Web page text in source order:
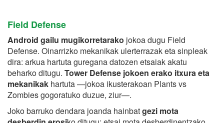
Field Defense
Android gailu mugikorretarako jokoa dugu Field
Defense. Oinarrizko mekanikak ulerterrazak eta sinpleak
dira: arkua hartuta guregana datozen etsaiak akatu
beharko ditugu. Tower Defense jokoen erako itxura eta
mekanikak hartuta —jokoa ikusterakoan Plants vs
Zombies gogoratuko duzue, ziur—.
Joko barruko dendara joanda hainbatgezi mota